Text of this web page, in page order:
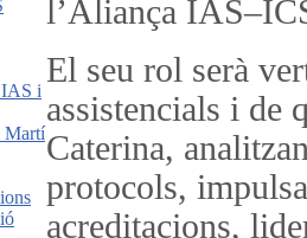
l’Aliança
El seu rol serà
assistencials i de
Caterina,
protocols,
acreditacions,
IAS i
Martí